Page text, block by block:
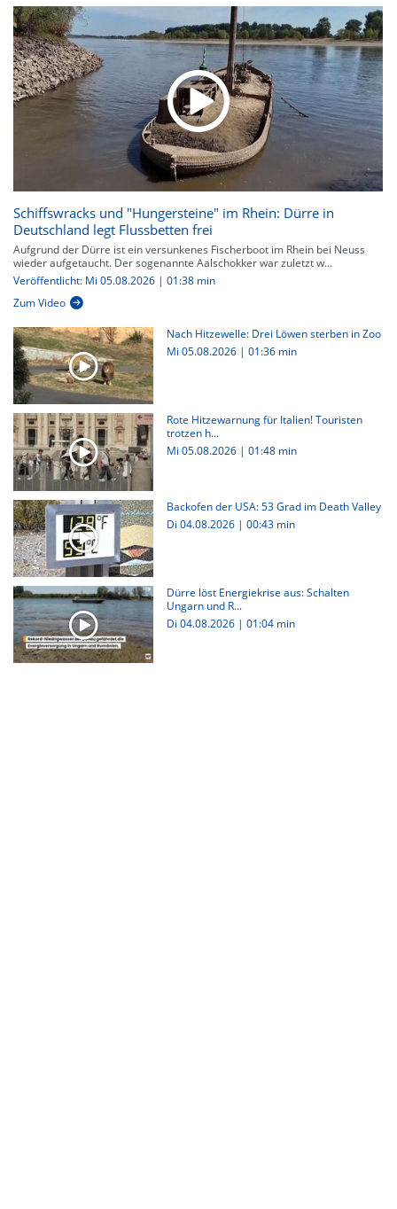
Schiffswracks und "Hungersteine" im Rhein: Dürre in
Deutschland legt Flussbetten frei
Aufgrund der Dürre ist ein versunkenes Fischerboot im Rhein bei Neuss
wieder aufgetaucht. Der sogenannte Aalschokker war zuletzt w...
Veröffentlicht: Mi 05.08.2026 | 01:38 min
Zum Video
Nach Hitzewelle: Drei Löwen sterben in Zoo
Mi 05.08.2026 | 01:36 min
Rote Hitzewarnung für Italien! Touristen
trotzen h...
Mi 05.08.2026 | 01:48 min
Backofen der USA: 53 Grad im Death Valley
Di 04.08.2026 | 00:43 min
Dürre löst Energiekrise aus: Schalten
Ungarn und R...
Di 04.08.2026 | 01:04 min